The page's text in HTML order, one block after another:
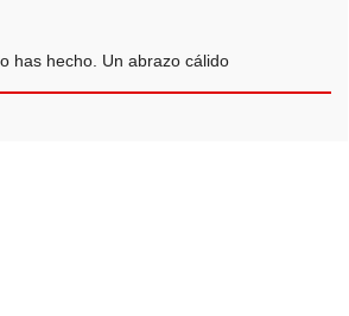
has hecho. Un abrazo cálido